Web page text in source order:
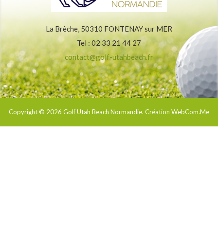
La Brèche, 50310 FONTENAY sur MER
Tel : 02 33 21 44 27
contact@golf-utahbeach.fr
Copyright © 2026 Golf Utah Beach Normandie. Création WebCom.Me